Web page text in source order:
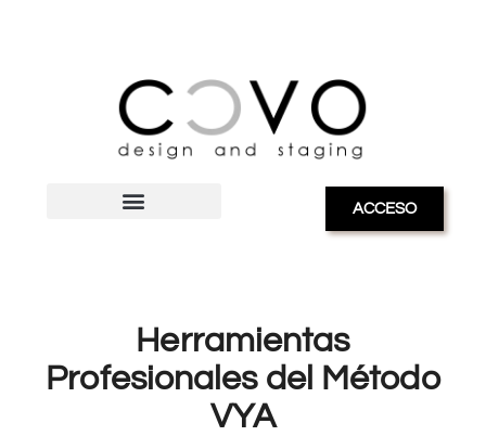
ACCESO
Herramientas
Profesionales del Método
VYA